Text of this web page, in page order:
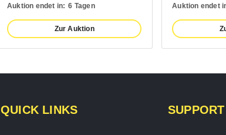
Auktion endet in: 6 Tagen
Zur Auktion
Auktion endet
QUICK LINKS SUPPORT